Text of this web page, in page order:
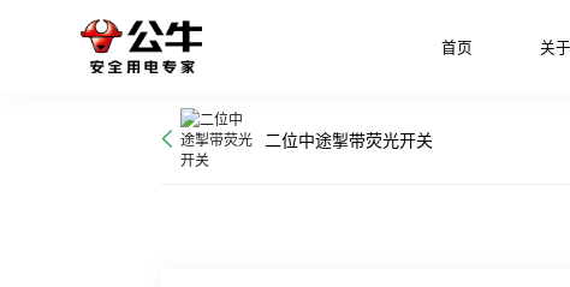
首页 关
二位中途掣带荧光开关